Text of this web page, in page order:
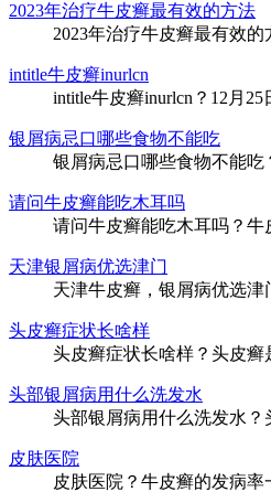
2023年治疗牛皮癣最有效的方法
2023年治疗牛皮癣最有效
intitle牛皮癣inurlcn
intitle牛皮癣inurlcn？12月
银屑病忌口哪些食物不能吃
银屑病忌口哪些食物不能
请问牛皮癣能吃木耳吗
请问牛皮癣能吃木耳吗？
天津银屑病优选津门
天津牛皮癣，银屑病优选
头皮癣症状长啥样
头皮癣症状长啥样？头皮
头部银屑病用什么洗发水
头部银屑病用什么洗发水
皮肤医院
皮肤医院？牛皮癣的发病